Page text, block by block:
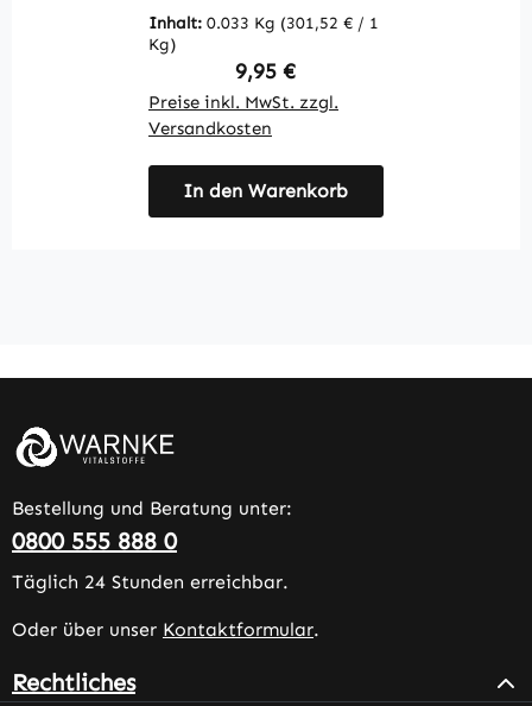
Sehkraft; Haut; Haare
uvm. - hochdosiert und
vegan | Warnke
Vitalstoffe
Inhalt: 0.033 Kg (301,52 € / 1
Kg)
Regulärer Preis:
9,95 €
Preise inkl. MwSt. zzgl.
Versandkosten
In den Warenkorb
Bestellung und Beratung unter:
0800 555 888 0
Täglich 24 Stunden erreichbar.
Oder über unser Kontaktformular.
Rechtliches